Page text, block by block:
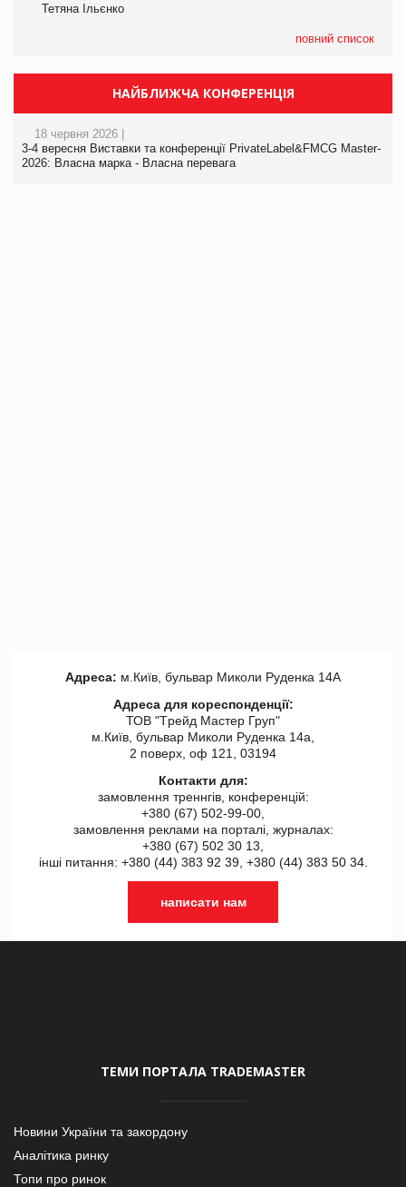
Тетяна Ільєнко
повний список
НАЙБЛИЖЧА КОНФЕРЕНЦІЯ
18 червня 2026 |
3-4 вересня Виставки та конференції PrivateLabel&FMCG Master-
2026: Власна марка - Власна перевага
Адреса: м.Київ, бульвар Миколи Руденка 14А
Адреса для кореспонденції:
ТОВ "Tрейд Мастер Груп"
м.Київ, бульвар Миколи Руденка 14а,
2 поверх, оф 121, 03194
Контакти для:
замовлення треннгів, конференцій:
+380 (67) 502-99-00,
замовлення реклами на порталі, журналах:
+380 (67) 502 30 13,
інші питання: +380 (44) 383 92 39, +380 (44) 383 50 34.
написати нам
ТЕМИ ПОРТАЛА TRADEMASTER
Новини України та закордону
Аналітика ринку
Топи про ринок